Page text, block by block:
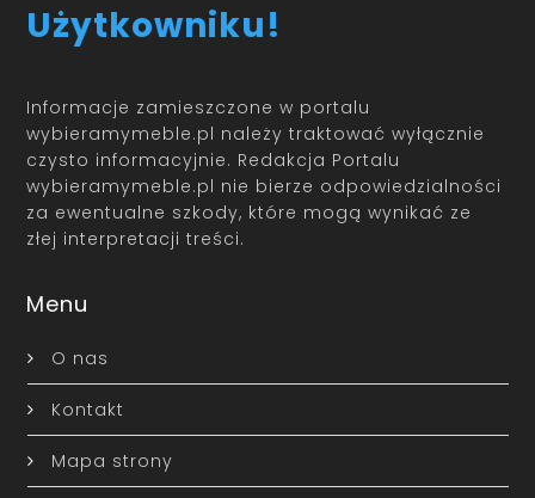
Użytkowniku!
Informacje zamieszczone w portalu
wybieramymeble.pl należy traktować wyłącznie
czysto informacyjnie. Redakcja Portalu
wybieramymeble.pl nie bierze odpowiedzialności
za ewentualne szkody, które mogą wynikać ze
złej interpretacji treści.
Menu
O nas
Kontakt
Mapa strony